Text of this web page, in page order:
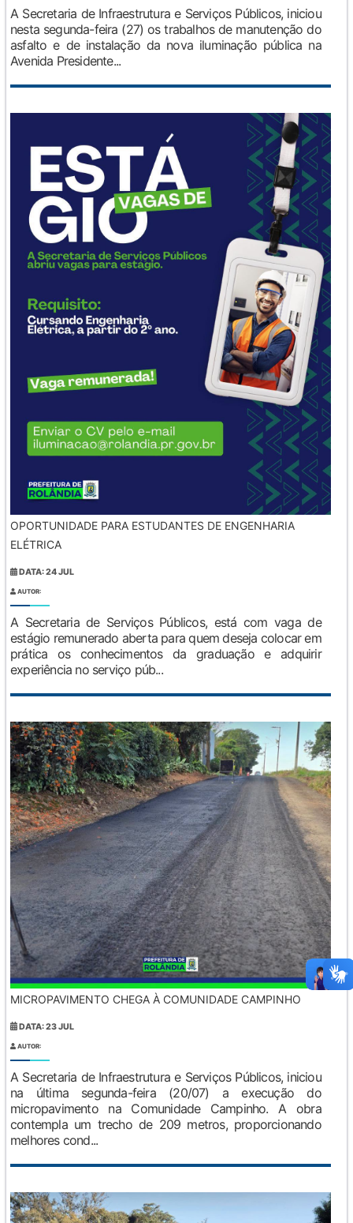
A Secretaria de Infraestrutura e Serviços Públicos, iniciou
nesta segunda-feira (27) os trabalhos de manutenção do
asfalto e de instalação da nova iluminação pública na
Avenida Presidente...
OPORTUNIDADE PARA ESTUDANTES DE ENGENHARIA
ELÉTRICA
DATA: 24 JUL
AUTOR:
A Secretaria de Serviços Públicos, está com vaga de
estágio remunerado aberta para quem deseja colocar em
prática os conhecimentos da graduação e adquirir
experiência no serviço púb...
MICROPAVIMENTO CHEGA À COMUNIDADE CAMPINHO
DATA: 23 JUL
AUTOR:
A Secretaria de Infraestrutura e Serviços Públicos, iniciou
na última segunda-feira (20/07) a execução do
micropavimento na Comunidade Campinho. A obra
contempla um trecho de 209 metros, proporcionando
melhores cond...